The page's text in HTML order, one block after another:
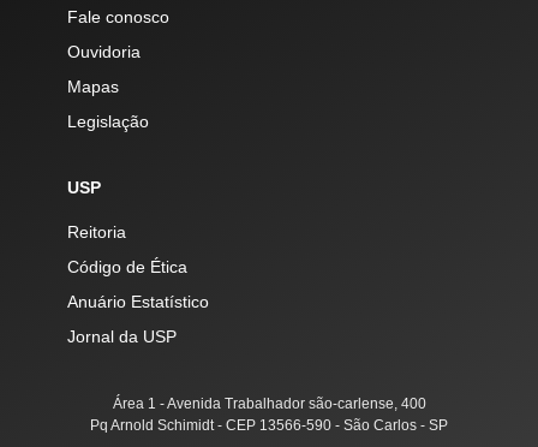
Fale conosco
Ouvidoria
Mapas
Legislação
USP
Reitoria
Código de Ética
Anuário Estatístico
Jornal da USP
Área 1 - Avenida Trabalhador são-carlense, 400
Pq Arnold Schimidt - CEP 13566-590 - São Carlos - SP